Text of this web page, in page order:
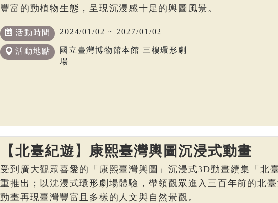
豐富的動植物生態，呈現沉浸感十足的輿圖風景。
活動時間 2024/01/02 ~ 2027/01/02
活動地點
國立臺灣博物館本館 三樓環形劇
場
【北臺紀遊】康熙臺灣輿圖沉浸式動畫
受到廣大觀眾喜愛的「康熙臺灣輿圖」沉浸式3D動畫續集「北
重推出；以沈浸式環形劇場體驗，帶領觀眾進入三百年前的北
動畫再現臺灣豐富且多樣的人文與自然景觀。